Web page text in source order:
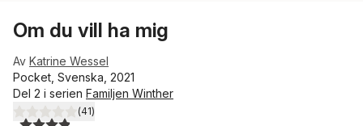
Om du vill ha mig
Av Katrine Wessel
Pocket, Svenska, 2021
Del 2 i serien Familjen Winther
3,9utav 5 stjärnor. Totalt antal röster:
(41)